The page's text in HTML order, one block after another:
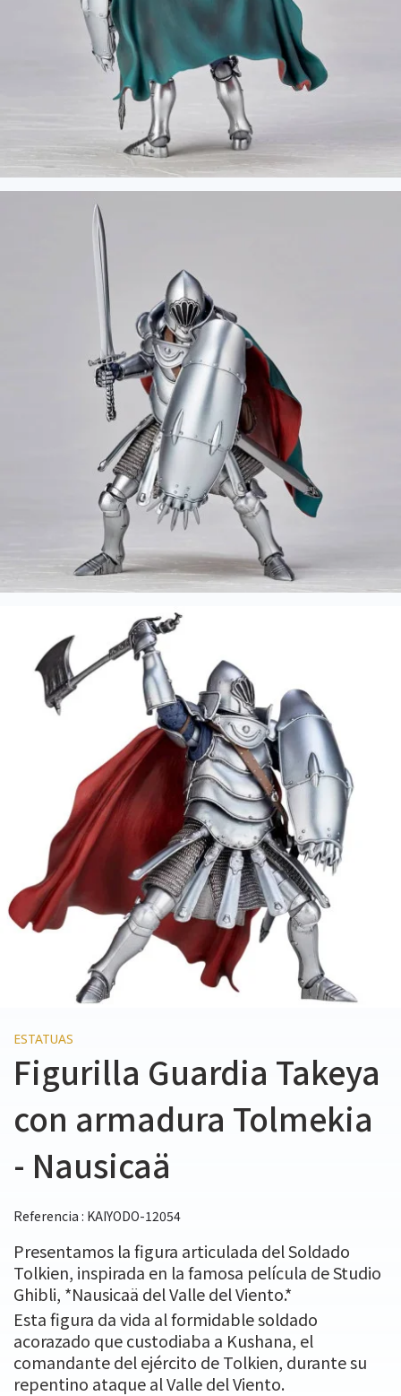
ESTATUAS
Figurilla Guardia Takeya
con armadura Tolmekia
- Nausicaä
Referencia : KAIYODO-12054
Presentamos la figura articulada del Soldado
Tolkien, inspirada en la famosa película de Studio
Ghibli, *Nausicaä del Valle del Viento.*
Esta figura da vida al formidable soldado
acorazado que custodiaba a Kushana, el
comandante del ejército de Tolkien, durante su
repentino ataque al Valle del Viento.